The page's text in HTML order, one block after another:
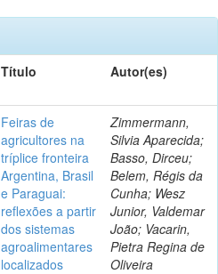
Título Autor(es)
Feiras de
agricultores na
tríplice fronteira
Argentina, Brasil
e Paraguai:
reflexões a partir
dos sistemas
agroalimentares
localizados
Zimmermann,
Silvia Aparecida;
Basso, Dirceu;
Belem, Régis da
Cunha; Wesz
Junior, Valdemar
João; Vacarin,
Pietra Regina de
Oliveira